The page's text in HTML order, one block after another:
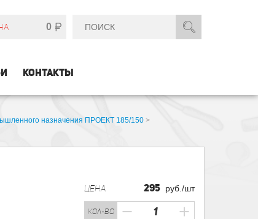
0
КОНТАКТЫ
назначения ПРОЕКТ 185/150>
ЦЕНА 295 руб./шт
кол-во